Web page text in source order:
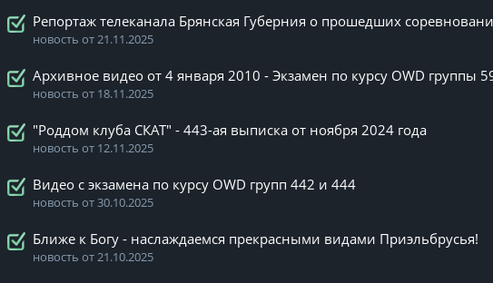
Репортаж телеканала Брянская Губерния о прошедших
новость от 21.11.2025
Архивное видео от 4 января 2010 - Экзамен по курсу OWD группы
новость от 18.11.2025
"Роддом клуба СКАТ" - 443-ая выписка от ноября 2024 года
новость от 12.11.2025
Видео с экзамена по курсу OWD групп 442 и 444
новость от 30.10.2025
Ближе к Богу - наслаждаемся прекрасными видами Приэльбрусья!
новость от 21.10.2025